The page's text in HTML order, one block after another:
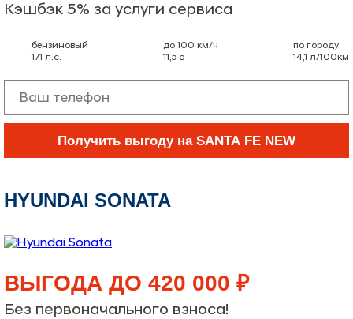
Кэшбэк 5% за услуги сервиса
бензиновый
171 л.с.
до 100 км/ч
11,5 с
по городу
14,1 л/100км
Получить выгоду на SANTA FE NEW
HYUNDAI SONATA
ВЫГОДА ДО 420 000 ₽
Без первоначального взноса!